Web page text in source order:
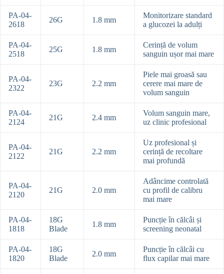
PA-04-
2618
26G 1.8 mm
Monitorizare standard
a glucozei la adulți
PA-04-
2518
25G 1.8 mm
Cerință de volum
sanguin ușor mai mare
PA-04-
2322
23G 2.2 mm
Piele mai groasă sau
cerere mai mare de
volum sanguin
PA-04-
2124
21G 2.4 mm
Volum sanguin mare,
uz clinic profesional
PA-04-
2122
21G 2.2 mm
Uz profesional și
cerință de recoltare
mai profundă
PA-04-
2120
21G 2.0 mm
Adâncime controlată
cu profil de calibru
mai mare
PA-04-
1818
18G
Blade
1.8 mm
Puncție în călcâi și
screening neonatal
PA-04-
1820
18G
Blade
2.0 mm
Puncție în călcâi cu
flux capilar mai mare